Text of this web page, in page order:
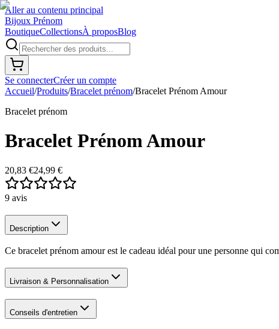
Aller au contenu principal
Bijoux Prénom
BoutiqueCollectionsÀ proposBlog
Se connecterCréer un compte
Accueil/Produits/Bracelet prénom/Bracelet Prénom Amour
Bracelet prénom
Bracelet Prénom Amour
20,83 €24,99 €
9 avis
Description
Ce bracelet prénom amour est le cadeau idéal pour une personne qui
Livraison & Personnalisation
Conseils d'entretien